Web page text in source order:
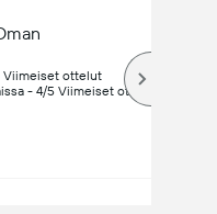
Viimeiset ottelut
- 4/5 Viimeiset ottelut